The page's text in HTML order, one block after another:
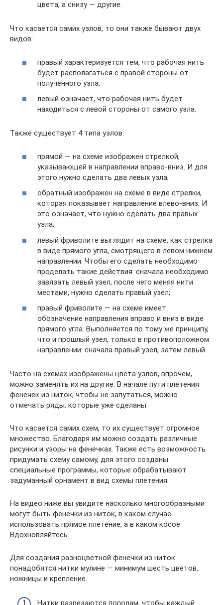
цвета, а снизу — другие.
Что касается самих узлов, то они также бывают двух
видов:
правый характеризуется тем, что рабочая нить
будет располагаться с правой стороны от
полученного узла,
левый означает, что рабочая нить будет
находиться с левой стороны от самого узла.
Также существует 4 типа узлов:
прямой — на схеме изображен стрелкой,
указывающей в направлении вправо-вниз. И для
этого нужно сделать два левых узла;
обратный изображен на схеме в виде стрелки,
которая показывает направление влево-вниз. И
это означает, что нужно сделать два правых
узла;
левый фриволите выглядит на схеме, как стрелка
в виде прямого угла, смотрящего в левом нижнем
направлении. Чтобы его сделать необходимо
проделать такие действия: сначала необходимо
завязать левый узел, после чего меняя нити
местами, нужно сделать правый узел;
правый фриволите — на схеме имеет
обозначение направления вправо и вниз в виде
прямого угла. Выполняется по тому же принципу,
что и прошлый узел, только в противоположном
направлении: сначала правый узел, затем левый.
Часто на схемах изображены цвета узлов, впрочем,
можно заменять их на другие. В начале пути плетения
фенечек из ниток, чтобы не запутаться, можно
отмечать ряды, которые уже сделаны.
Что касается самих схем, то их существует огромное
множество. Благодаря им можно создать различные
рисунки и узоры на фенечках. Также есть возможность
придумать схему самому, для этого созданы
специальные программы, которые обрабатывают
задуманный орнамент в вид схемы плетения.
На видео ниже вы увидите насколько многообразными
могут быть фенечки из ниток, в каком случае
использовать прямое плетение, а в каком косое.
Вдохновляйтесь.
Для создания разноцветной фенечки из ниток
понадобятся нитки мулине — минимум шесть цветов,
ножницы и крепление.
Нитки разрезаются пополам, чтобы каждый